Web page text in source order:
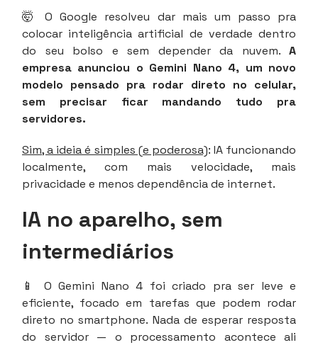
🤯 O Google resolveu dar mais um passo pra
colocar inteligência artificial de verdade dentro
do seu bolso e sem depender da nuvem. A
empresa anunciou o Gemini Nano 4, um novo
modelo pensado pra rodar direto no celular,
sem precisar ficar mandando tudo pra
servidores.
Sim, a ideia é simples (e poderosa): IA funcionando
localmente, com mais velocidade, mais
privacidade e menos dependência de internet.
IA no aparelho, sem
intermediários
📱 O Gemini Nano 4 foi criado pra ser leve e
eficiente, focado em tarefas que podem rodar
direto no smartphone. Nada de esperar resposta
do servidor — o processamento acontece ali